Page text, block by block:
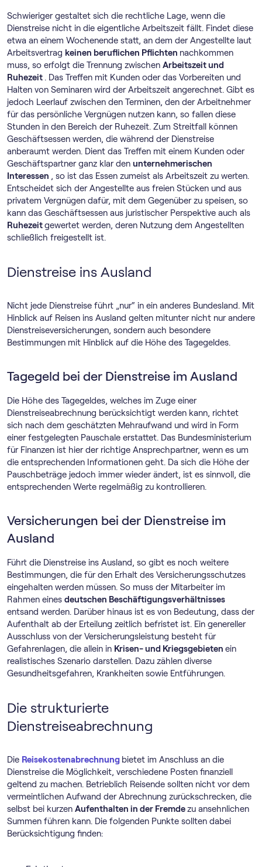
Schwieriger gestaltet sich die rechtliche Lage, wenn die
Dienstreise nicht in die eigentliche Arbeitszeit fällt. Findet diese
etwa an einem Wochenende statt, an dem der Angestellte laut
Arbeitsvertrag keinen beruflichen Pflichten nachkommen
muss, so erfolgt die Trennung zwischen Arbeitszeit und
Ruhezeit . Das Treffen mit Kunden oder das Vorbereiten und
Halten von Seminaren wird der Arbeitszeit angerechnet. Gibt es
jedoch Leerlauf zwischen den Terminen, den der Arbeitnehmer
für das persönliche Vergnügen nutzen kann, so fallen diese
Stunden in den Bereich der Ruhezeit. Zum Streitfall können
Geschäftsessen werden, die während der Dienstreise
anberaumt werden. Dient das Treffen mit einem Kunden oder
Geschäftspartner ganz klar den unternehmerischen
Interessen , so ist das Essen zumeist als Arbeitszeit zu werten.
Entscheidet sich der Angestellte aus freien Stücken und aus
privatem Vergnügen dafür, mit dem Gegenüber zu speisen, so
kann das Geschäftsessen aus juristischer Perspektive auch als
Ruhezeitgewertet werden, deren Nutzung dem Angestellten
schließlich freigestellt ist.
Dienstreise ins Ausland
Nicht jede Dienstreise führt „nur“ in ein anderes Bundesland. Mit
Hinblick auf Reisen ins Ausland gelten mitunter nicht nur andere
Dienstreiseversicherungen, sondern auch besondere
Bestimmungen mit Hinblick auf die Höhe des Tagegeldes.
Tagegeld bei der Dienstreise im Ausland
Die Höhe des Tagegeldes, welches im Zuge einer
Dienstreiseabrechnung berücksichtigt werden kann, richtet
sich nach dem geschätzten Mehraufwand und wird in Form
einer festgelegten Pauschale erstattet. Das Bundesministerium
für Finanzen ist hier der richtige Ansprechpartner, wenn es um
die entsprechenden Informationen geht. Da sich die Höhe der
Pauschbeträge jedoch immer wieder ändert, ist es sinnvoll, die
entsprechenden Werte regelmäßig zu kontrollieren.
Versicherungen bei der Dienstreise im
Ausland
Führt die Dienstreise ins Ausland, so gibt es noch weitere
Bestimmungen, die für den Erhalt des Versicherungsschutzes
eingehalten werden müssen. So muss der Mitarbeiter im
Rahmen eines deutschen Beschäftigungsverhältnisses
entsand werden. Darüber hinaus ist es von Bedeutung, dass der
Aufenthalt ab der Erteilung zeitlich befristet ist. Ein genereller
Ausschluss von der Versicherungsleistung besteht für
Gefahrenlagen, die allein in Krisen- und Kriegsgebieten ein
realistisches Szenario darstellen. Dazu zählen diverse
Gesundheitsgefahren, Krankheiten sowie Entführungen.
Die strukturierte
Dienstreiseabrechnung
Die Reisekostenabrechnung bietet im Anschluss an die
Dienstreise die Möglichkeit, verschiedene Posten finanziell
geltend zu machen. Betrieblich Reisende sollten nicht vor dem
vermeintlichen Aufwand der Abrechnung zurückschrecken, die
selbst bei kurzen Aufenthalten in der Fremdezu ansehnlichen
Summen führen kann. Die folgenden Punkte sollten dabei
Berücksichtigung finden: